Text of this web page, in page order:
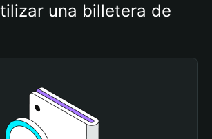
una billetera de